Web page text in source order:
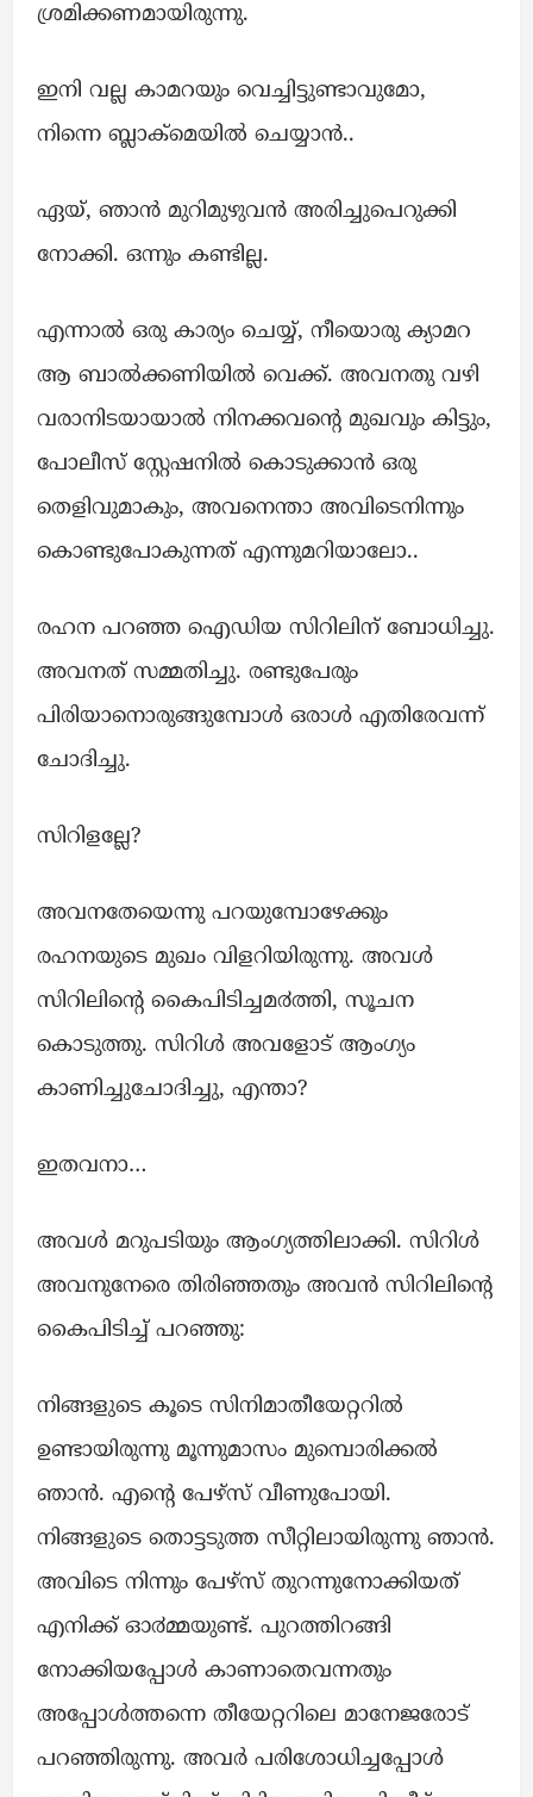
ശ്രമിക്കണമായിരുന്നു.
ഇനി വല്ല കാമറയും വെച്ചിട്ടുണ്ടാവുമോ,
നിന്നെ ബ്ലാക്മെയിൽ ചെയ്യാൻ..
ഏയ്, ഞാൻ മുറിമുഴുവൻ അരിച്ചുപെറുക്കി
നോക്കി. ഒന്നും കണ്ടില്ല.
എന്നാൽ ഒരു കാര്യം ചെയ്യ്, നീയൊരു ക്യാമറ
ആ ബാൽക്കണിയിൽ വെക്ക്. അവനതു വഴി
വരാനിടയായാൽ നിനക്കവന്റെ മുഖവും കിട്ടും,
പോലീസ് സ്റ്റേഷനിൽ കൊടുക്കാൻ ഒരു
തെളിവുമാകും, അവനെന്താ അവിടെനിന്നും
കൊണ്ടുപോകുന്നത് എന്നുമറിയാലോ..
രഹന പറഞ്ഞ ഐഡിയ സിറിലിന് ബോധിച്ചു.
അവനത് സമ്മതിച്ചു. രണ്ടുപേരും
പിരിയാനൊരുങ്ങുമ്പോൾ ഒരാൾ എതിരേവന്ന്
ചോദിച്ചു.
സിറിളല്ലേ?
അവനതേയെന്നു പറയുമ്പോഴേക്കും
രഹനയുടെ മുഖം വിളറിയിരുന്നു. അവൾ
സിറിലിന്റെ കൈപിടിച്ചമ൪ത്തി, സൂചന
കൊടുത്തു. സിറിൾ അവളോട് ആംഗ്യം
കാണിച്ചുചോദിച്ചു, എന്താ?
ഇതവനാ…
അവൾ മറുപടിയും ആംഗ്യത്തിലാക്കി. സിറിൾ
അവനുനേരെ തിരിഞ്ഞതും അവൻ സിറിലിന്റെ
കൈപിടിച്ച് പറഞ്ഞു:
നിങ്ങളുടെ കൂടെ സിനിമാതീയേറ്ററിൽ
ഉണ്ടായിരുന്നു മൂന്നുമാസം മുമ്പൊരിക്കൽ
ഞാൻ. എന്റെ പേഴ്സ് വീണുപോയി.
നിങ്ങളുടെ തൊട്ടടുത്ത സീറ്റിലായിരുന്നു ഞാൻ.
അവിടെ നിന്നും പേഴ്സ് തുറന്നുനോക്കിയത്
എനിക്ക് ഓ൪മ്മയുണ്ട്. പുറത്തിറങ്ങി
നോക്കിയപ്പോൾ കാണാതെവന്നതും
അപ്പോൾത്തന്നെ തീയേറ്ററിലെ മാനേജരോട്
പറഞ്ഞിരുന്നു. അവർ പരിശോധിച്ചപ്പോൾ